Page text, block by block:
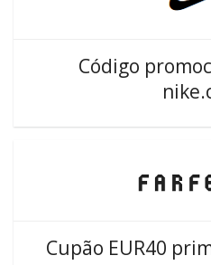
Código
Cupão EUR40